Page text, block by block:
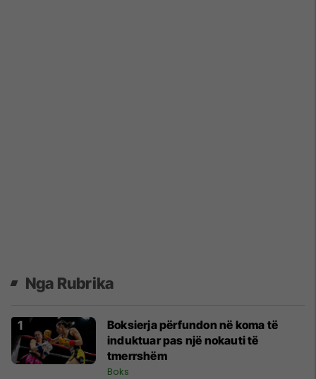
Nga Rubrika
Boksierja përfundon në koma të
induktuar pas një nokauti të
tmerrshëm
Boks